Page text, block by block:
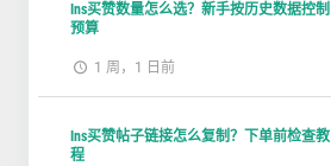
Ins买赞数量怎么选？新手按历史数据控制
预算
1 周，1 日前
Ins买赞帖子链接怎么复制？下单前检查教
程